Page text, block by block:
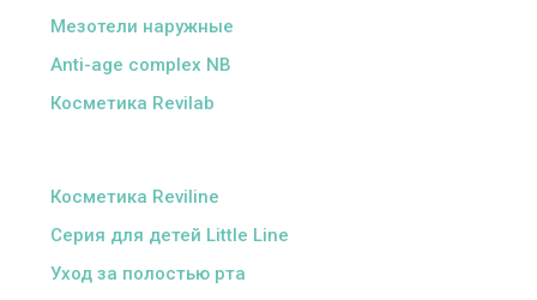
Мезотели наружные
Anti-age complex NB
Косметика Revilab
Косметика Reviline
Серия для детей Little Line
Уход за полостью рта